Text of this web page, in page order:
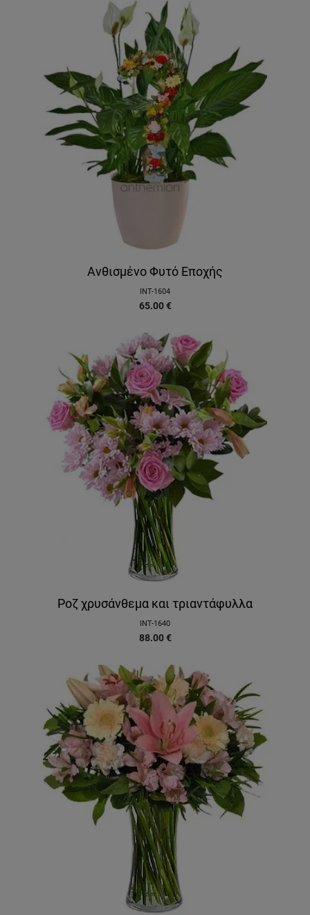
Ανθισμένο Φυτό Εποχής
INT-1604
65.00 €
Ροζ χρυσάνθεμα και τριαντάφυλλα
INT-1640
88.00 €